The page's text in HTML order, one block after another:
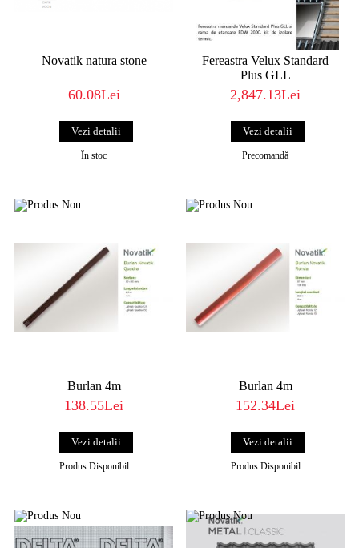
Novatik natura stone
60.08Lei
Vezi detalii
În stoc
Fereastra Velux Standard
Plus GLL
2,847.13Lei
Vezi detalii
Precomandă
Burlan 4m
138.55Lei
Vezi detalii
Produs Disponibil
Burlan 4m
152.34Lei
Vezi detalii
Produs Disponibil